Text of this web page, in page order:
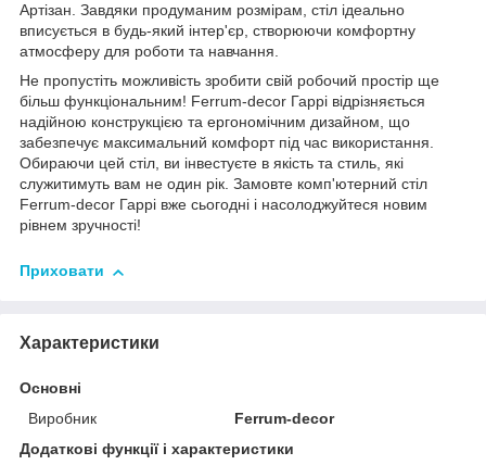
Артізан. Завдяки продуманим розмірам, стіл ідеально
вписується в будь-який інтер'єр, створюючи комфортну
атмосферу для роботи та навчання.
Не пропустіть можливість зробити свій робочий простір ще
більш функціональним! Ferrum-decor Гаррі відрізняється
надійною конструкцією та ергономічним дизайном, що
забезпечує максимальний комфорт під час використання.
Обираючи цей стіл, ви інвестуєте в якість та стиль, які
служитимуть вам не один рік. Замовте комп'ютерний стіл
Ferrum-decor Гаррі вже сьогодні і насолоджуйтеся новим
рівнем зручності!
Приховати
Характеристики
Основні
Виробник
Ferrum-decor
Додаткові функції і характеристики